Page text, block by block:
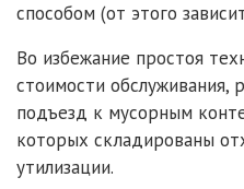
способом (от этого
Во избежание простоя
стоимости обслуживания,
подъезд к мусорным
которых складированы
утилизации.